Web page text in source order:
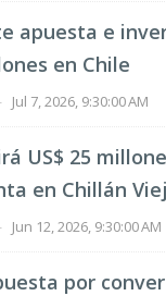
apuesta e
en Chile
Jul 7, 2026, 9:30:00 AM
US$ 25
en Chillán
Jun 12, 2026, 9:30:00 AM
por